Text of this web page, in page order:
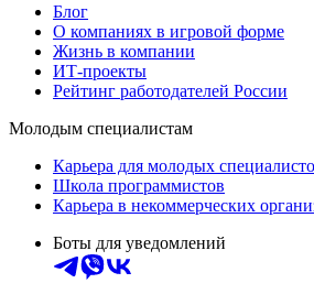
Блог
О компаниях в игровой форме
Жизнь в компании
ИТ-проекты
Рейтинг работодателей России
Молодым специалистам
Карьера для молодых
Школа программистов
Карьера в некоммерческих
Боты для уведомлений